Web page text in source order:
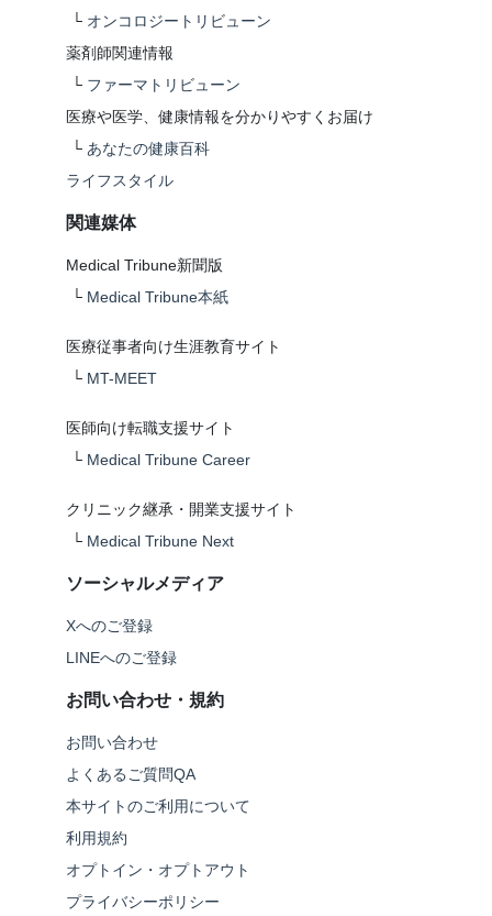
└ オンコロジートリビューン
薬剤師関連情報
└ ファーマトリビューン
医療や医学、健康情報を分かりやすくお届け
└ あなたの健康百科
ライフスタイル
関連媒体
Medical Tribune新聞版
└ Medical Tribune本紙
医療従事者向け生涯教育サイト
└ MT-MEET
医師向け転職支援サイト
└ Medical Tribune Career
クリニック継承・開業支援サイト
└ Medical Tribune Next
ソーシャルメディア
Xへのご登録
LINEへのご登録
お問い合わせ・規約
お問い合わせ
よくあるご質問QA
本サイトのご利用について
利用規約
オプトイン・オプトアウト
プライバシーポリシー